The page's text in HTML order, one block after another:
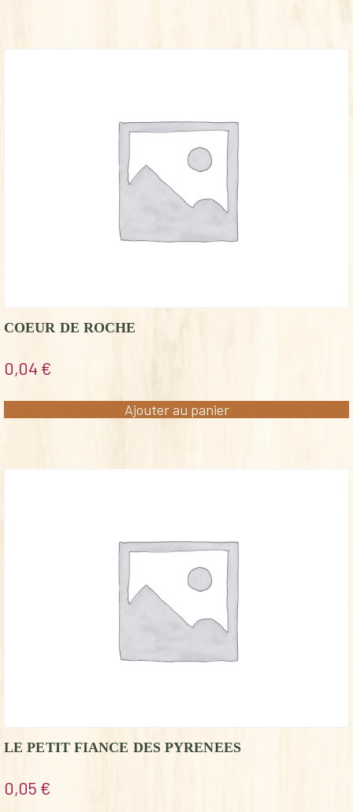
COEUR DE ROCHE
0,04 €
Ajouter au panier
LE PETIT FIANCE DES PYRENEES
0,05 €